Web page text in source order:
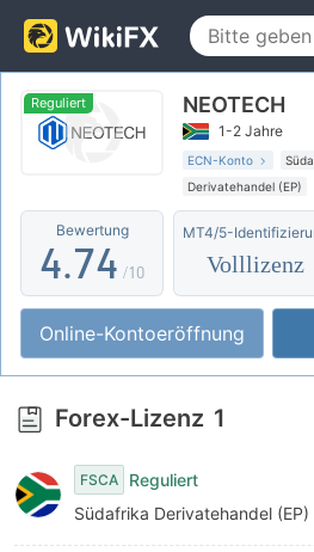
Reguliert NEOTECH
1-2 Jahre
ECN-Konto
Derivatehandel (EP)
Bewertung
0
1
3
4
5
6
7
9
.
2
3
4
6
7
8
9
0
1
3
4
5
6
7
8
9
/10
MT4/5-
Volllizenz
Online-Kontoeröffnung
Forex-Lizenz 1
FSCA
Reguliert
Südafrika Derivatehandel (EP)